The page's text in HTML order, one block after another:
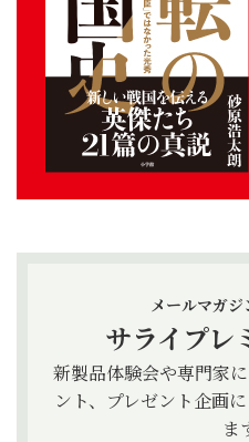
メールマガ
サライプレ
新製品体験会や専門家
ント、プレゼント企画
ま